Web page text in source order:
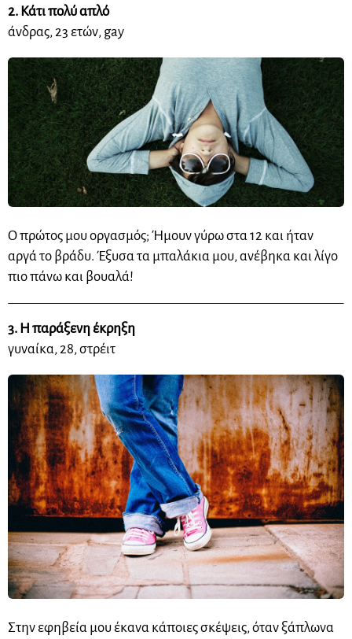
2. Κάτι πολύ απλό
άνδρας, 23 ετών, gay
Ο πρώτος μου οργασμός; Ήμουν γύρω στα 12 και ήταν
αργά το βράδυ. Έξυσατα μπαλάκια μου, ανέβηκα και λίγο
πιο πάνω και βουαλά!
3. Η παράξενη έκρηξη
γυναίκα, 28, στρέιτ
Στην εφηβεία μου έκανα κάποιες σκέψεις, όταν ξάπλωνα